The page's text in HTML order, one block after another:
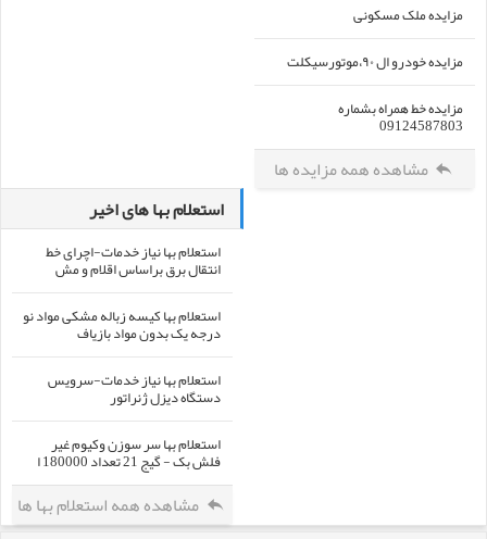
مزایده ملک مسکونی
مزایده خودرو ال ۹۰،موتورسیکلت
مزایده خط همراه بشماره
09124587803
مشاهده همه مزایده ها
استعلام بها های اخیر
استعلام بها نیاز خدمات-اچرای خط
انتقال برق براساس اقلام و مش
استعلام بها کیسه زباله مشکی مواد نو
درجه یک بدون مواد بازیاف
استعلام بها نیاز خدمات-سرویس
دستگاه دیزل ژنراتور
استعلام بها سر سوزن وکیوم غیر
فلش بک - گیج 21 تعداد 180000 ا
مشاهده همه استعلام بها ها